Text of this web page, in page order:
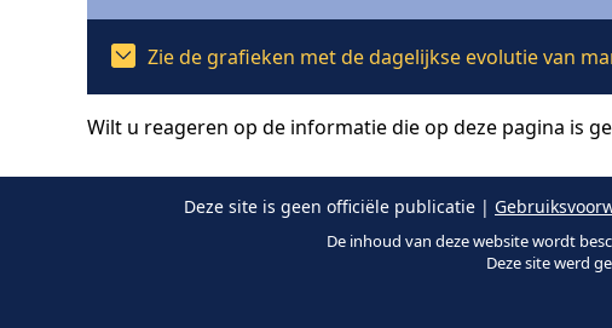
Zie de grafieken met de dagelijkse evolutie van
Wilt u reageren op de informatie die op deze pagina is
Deze site is geen officiële publicatie |
De inhoud van deze website wordt
Deze site werd